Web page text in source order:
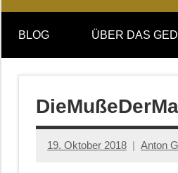
DAS
GEDICHT
blog
DAS
GEDICHT.
Zeitschrift
BLOG ÜBER DAS
19. Oktober 2018 Anton